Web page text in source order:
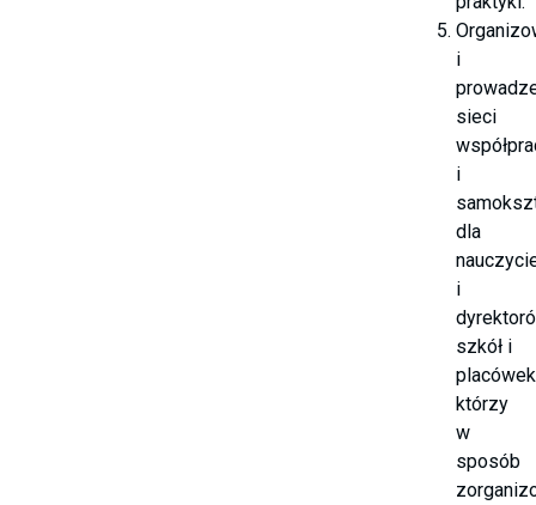
i
sieci
i
dla
i
szkół i
którzy
w
sposób